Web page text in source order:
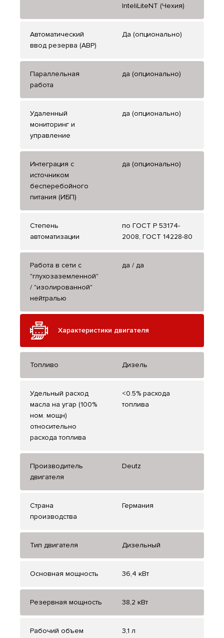
InteliLiteNT (Чехия)
Автоматический
ввод резерва (АВР)
Да (опционально)
Параллельная
работа
да (опционально)
Удаленный
мониторинг и
управление
да (опционально)
Интеграция с
источником
бесперебойного
питания (ИБП)
да (опционально)
Степень
автоматизации
по ГОСТ Р 53174-
2008, ГОСТ 14228-80
Работа в сети с
"глухозаземленной"
/ "изолированной"
нейтралью
да / да
Характеристики двигателя
Топливо Дизель
Удельный расход
масла на угар (100%
ном. мощн)
относительно
расхода топлива
<0.5% расхода
топлива
Производитель
двигателя
Deutz
Страна
производства
Германия
Тип двигателя Дизельный
Основная мощность 36,4 кВт
Резервная мощность 38,2 кВт
Рабочий объем 3,1 л